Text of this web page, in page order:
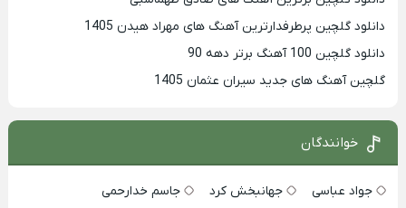
دانلود گلچین پرطرفدارترین آهنگ های مهراد هیدن 1405
دانلود گلچین 100 آهنگ برتر دهه 90
گلچین آهنگ های جدید سیران عثمان 1405
خوانندگان
جواد عباسی جهانبخش کرد
جاسم خدارحمی